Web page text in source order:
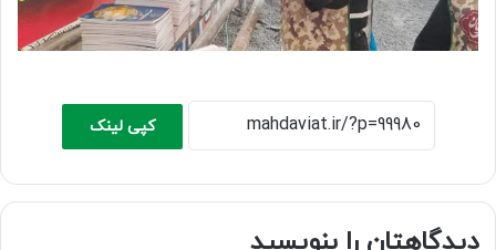
کپی لینک
دیدگاهتان را بنویسید